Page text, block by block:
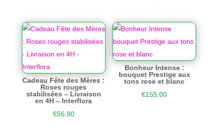
Cadeau Fête des Mères :
Roses rouges
stabilisées – Livraison
en 4H – Interflora
€56,90
Bonheur Intense :
bouquet Prestige aux
tons rose et blanc
€155,00